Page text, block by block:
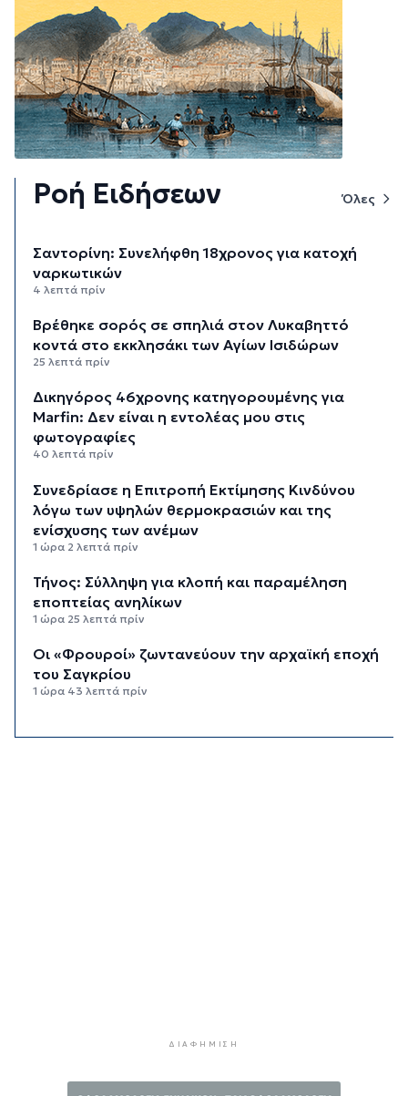
Ροή Ειδήσεων Όλες
Σαντορίνη: Συνελήφθη 18χρονος για κατοχή
ναρκωτικών
4 λεπτά πρίν
Βρέθηκε σορός σε σπηλιά στον Λυκαβηττό
κοντά στο εκκλησάκι των Αγίων Ισιδώρων
25 λεπτά πρίν
Δικηγόρος 46χρονης κατηγορουμένης για
Marfin: Δεν είναι η εντολέας μου στις
φωτογραφίες
40 λεπτά πρίν
Συνεδρίασε η Επιτροπή Εκτίμησης Κινδύνου
λόγω των υψηλών θερμοκρασιών και της
ενίσχυσης των ανέμων
1 ώρα 2 λεπτά πρίν
Τήνος: Σύλληψη για κλοπή και παραμέληση
εποπτείας ανηλίκων
1 ώρα 25 λεπτά πρίν
Οι «Φρουροί» ζωντανεύουν την αρχαϊκή εποχή
του Σαγκρίου
1 ώρα 43 λεπτά πρίν
ΔΙΑΦΉΜΙΣΗ